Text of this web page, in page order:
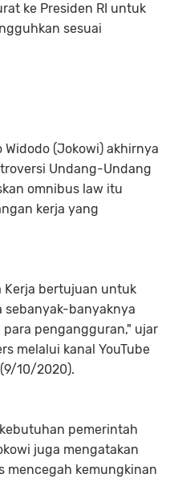
ke Presiden RI untuk
sesuai
(Jokowi) akhirnya
Undang-Undang
omnibus law itu
kerja yang
bertujuan untuk
sebanyak-banyaknya
pengangguran," ujar
melalui kanal YouTube
10/2020).
pemerintah
juga mengatakan
mencegah kemungkinan